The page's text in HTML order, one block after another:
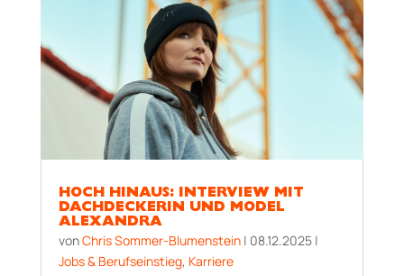
HOCH HINAUS: INTERVIEW MIT
DACHDECKERIN UND MODEL
ALEXANDRA
vonChris Sommer-Blumenstein| 08.12.2025|
Jobs & Berufseinstieg, Karriere